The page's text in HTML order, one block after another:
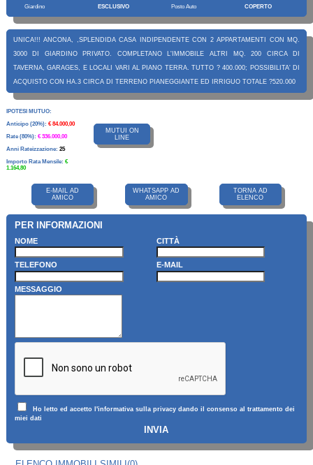
Giardino
ESCLUSIVO Posto Auto COPERTO
UNICA!!! ANCONA, ,SPLENDIDA CASA INDIPENDENTE CON 2 APPARTAMENTI CON MQ.
3000 DI GIARDINO PRIVATO. COMPLETANO L'IMMOBILE ALTRI MQ. 200 CIRCA DI
TAVERNA, GARAGES, E LOCALI VARI AL PIANO TERRA. TUTTO ? 400.000; POSSIBILITA' DI
ACQUISTO CON HA.3 CIRCA DI TERRENO PIANEGGIANTE ED IRRIGUO TOTALE ?520.000
IPOTESI MUTUO:
Anticipo (20%): € 84.000,00
Rate (80%): € 336.000,00
Anni Rateizzazione: 25
Importo Rata Mensile: €
1.164,80
MUTUI ON
LINE
E-MAIL AD
AMICO
WHATSAPP AD
AMICO
TORNA AD
ELENCO
PER INFORMAZIONI
NOME CITTÀ
TELEFONO E-MAIL
MESSAGGIO
Ho letto ed accetto l'informativa sulla privacy dando il consenso al trattamento dei
miei dati
INVIA